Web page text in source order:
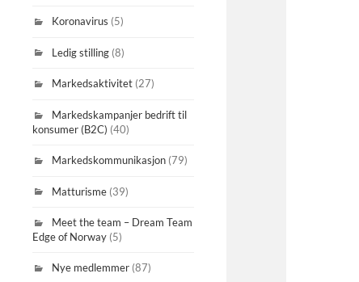
Koronavirus (5)
Ledig stilling (8)
Markedsaktivitet (27)
Markedskampanjer bedrift til
konsumer (B2C) (40)
Markedskommunikasjon (79)
Matturisme (39)
Meet the team – Dream Team
Edge of Norway (5)
Nye medlemmer (87)